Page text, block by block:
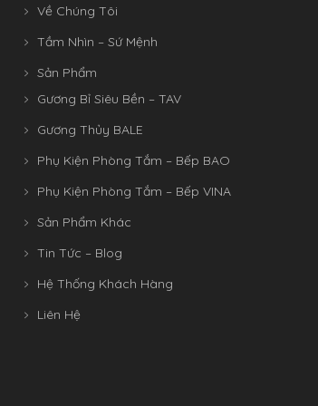
Về Chúng Tôi
Tầm Nhìn – Sứ Mệnh
Sản Phẩm
Gương Bỉ Siêu Bền – TAV
Gương Thủy BALE
Phụ Kiện Phòng Tắm – Bếp BAO
Phụ Kiện Phòng Tắm – Bếp VINA
Sản Phẩm Khác
Tin Tức – Blog
Hệ Thống Khách Hàng
Liên Hệ